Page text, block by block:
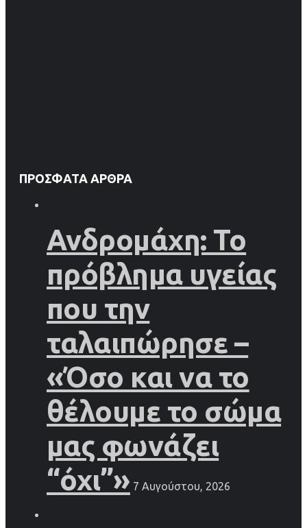
ΠΡΌΣΦΑΤΑ ΆΡΘΡΑ
Ανδρομάχη: Το
πρόβλημα υγείας
που την
ταλαιπώρησε –
«Όσο και να το
θέλουμε το σώμα
μας φωνάζει
“όχι”» 7 Αυγούστου, 2026